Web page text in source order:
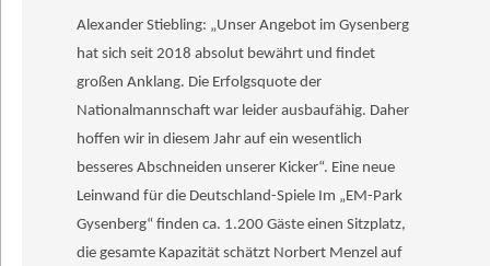
Alexander Stiebling: „Unser Angebot im Gysenberg
hat sich seit 2018 absolut bewährt und findet
großen Anklang. Die Erfolgsquote der
Nationalmannschaft war leider ausbaufähig. Daher
hoffen wir in diesem Jahr auf ein wesentlich
besseres Abschneiden unserer Kicker“. Eine neue
Leinwand für die Deutschland-Spiele Im „EM-Park
Gysenberg“ finden ca. 1.200 Gäste einen Sitzplatz,
die gesamte Kapazität schätzt Norbert Menzel auf